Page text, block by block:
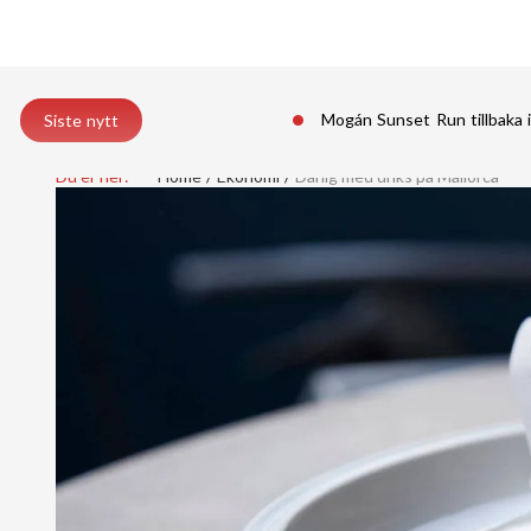
Siste nytt Mogán Sunset Run tillbaka
Du er her: Home Ekonomi Dårlig med driks på Mallorca